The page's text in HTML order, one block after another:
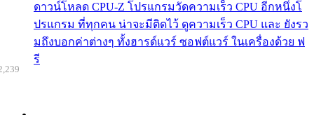
ดาวน์โหลด CPU-Z โปรแกรมวัดความเร็ว CPU อีกหนึ่งโ
ปรแกรม ที่ทุกคน น่าจะมีติดไว้ ดูความเร็ว CPU และ ยังรว
มถึงบอกค่าต่างๆ ทั้งฮารด์แวร์ ซอฟต์แวร์ ในเครื่องด้วย ฟ
รี